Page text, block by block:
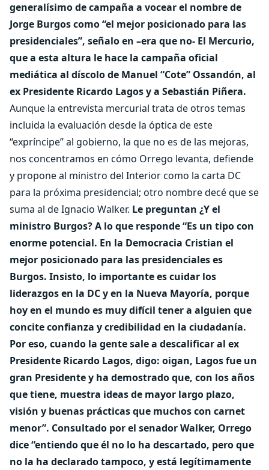
generalísimo de campaña a vocear el nombre de
Jorge Burgos como “el mejor posicionado para las
presidenciales”, señalo en –era que no- El Mercurio,
que a esta altura le hace la campaña oficial
mediática al díscolo de Manuel “Cote” Ossandón, al
ex Presidente Ricardo Lagos y a Sebastián Piñera.
Aunque la entrevista mercurial trata de otros temas
incluida la evaluación desde la óptica de este
“expríncipe” al gobierno, la que no es de las mejoras,
nos concentramos en cómo Orrego levanta, defiende
y propone al ministro del Interior como la carta DC
para la próxima presidencial; otro nombre decé que se
suma al de Ignacio Walker. Le preguntan ¿Y el
ministro Burgos? A lo que responde “Es un tipo con
enorme potencial. En la Democracia Cristian el
mejor posicionado para las presidenciales es
Burgos. Insisto, lo importante es cuidar los
liderazgos en la DC y en la Nueva Mayoría, porque
hoy en el mundo es muy difícil tener a alguien que
concite confianza y credibilidad en la ciudadanía.
Por eso, cuando la gente sale a descalificar al ex
Presidente Ricardo Lagos, digo: oigan, Lagos fue un
gran Presidente y ha demostrado que, con los años
que tiene, muestra ideas de mayor largo plazo,
visión y buenas prácticas que muchos con carnet
menor”. Consultado por el senador Walker, Orrego
dice “entiendo que él no lo ha descartado, pero que
no la ha declarado tampoco, y está legítimamente